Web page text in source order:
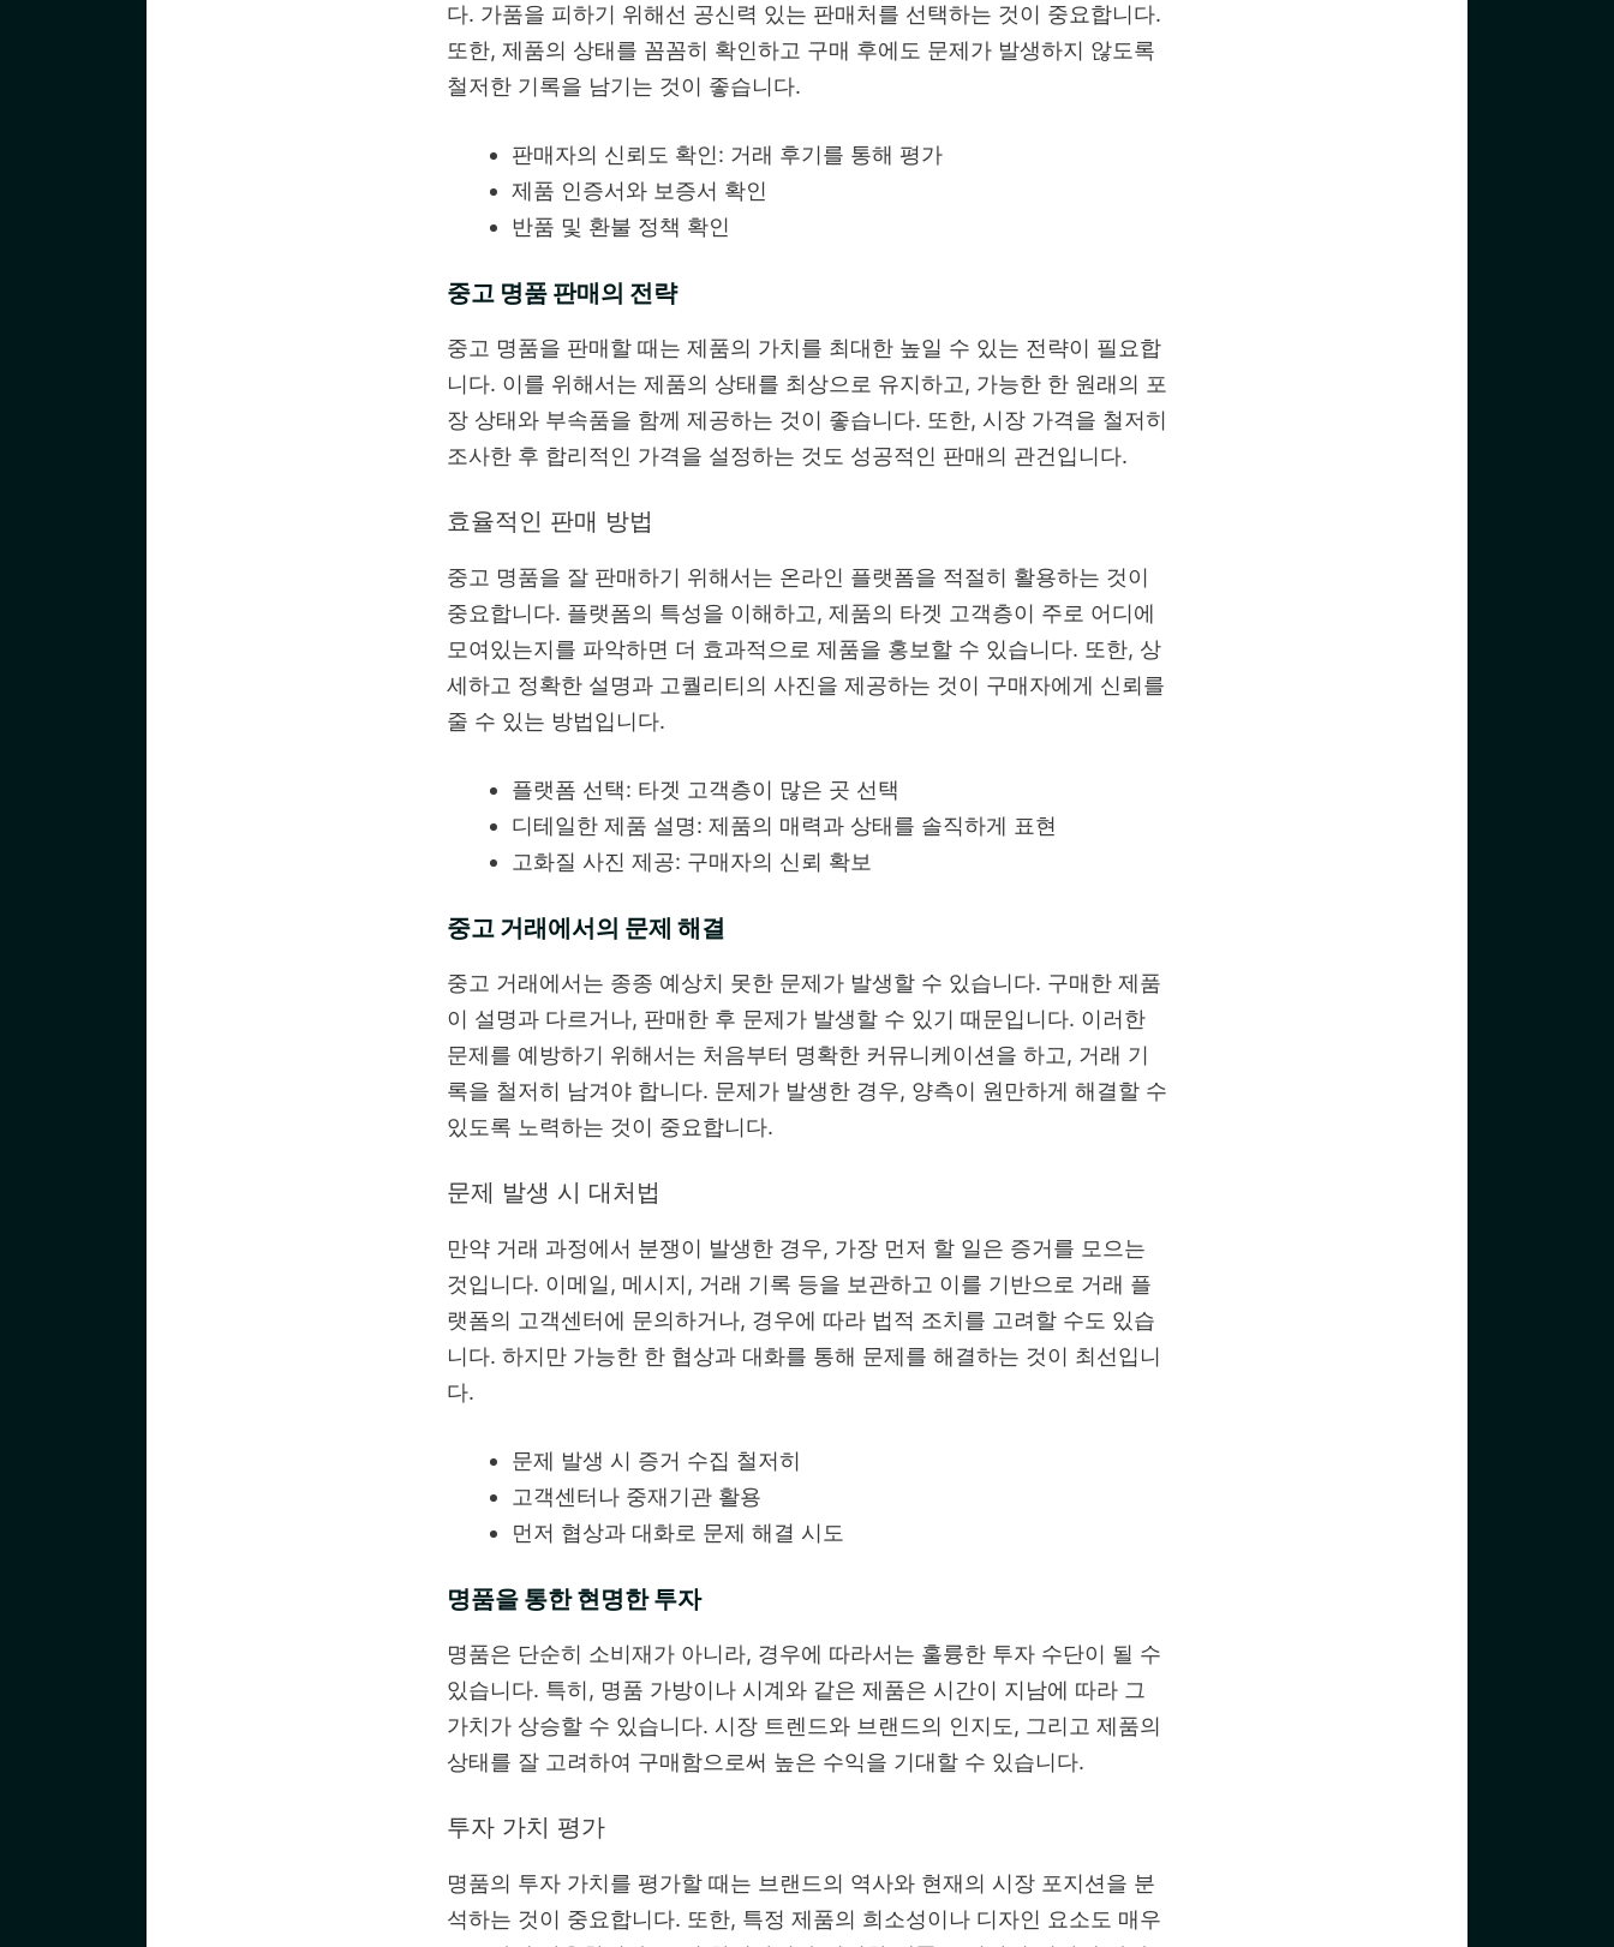
다. 가품을 피하기 위해선 공신력 있는 판매처를 선택하는 것이 중요합니다.
또한, 제품의 상태를 꼼꼼히 확인하고 구매 후에도 문제가 발생하지 않도록
철저한 기록을 남기는 것이 좋습니다.
판매자의 신뢰도 확인: 거래 후기를 통해 평가
제품 인증서와 보증서 확인
반품 및 환불 정책 확인
중고 명품 판매의 전략
중고 명품을 판매할 때는 제품의 가치를 최대한 높일 수 있는 전략이 필요합
니다. 이를 위해서는 제품의 상태를 최상으로 유지하고, 가능한 한 원래의 포
장 상태와 부속품을 함께 제공하는 것이 좋습니다. 또한, 시장 가격을 철저히
조사한 후 합리적인 가격을 설정하는 것도 성공적인 판매의 관건입니다.
효율적인 판매 방법
중고 명품을 잘 판매하기 위해서는 온라인 플랫폼을 적절히 활용하는 것이
중요합니다. 플랫폼의 특성을 이해하고, 제품의 타겟 고객층이 주로 어디에
모여있는지를 파악하면 더 효과적으로 제품을 홍보할 수 있습니다. 또한, 상
세하고 정확한 설명과 고퀄리티의 사진을 제공하는 것이 구매자에게 신뢰를
줄 수 있는 방법입니다.
플랫폼 선택: 타겟 고객층이 많은 곳 선택
디테일한 제품 설명: 제품의 매력과 상태를 솔직하게 표현
고화질 사진 제공: 구매자의 신뢰 확보
중고 거래에서의 문제 해결
중고 거래에서는 종종 예상치 못한 문제가 발생할 수 있습니다. 구매한 제품
이 설명과 다르거나, 판매한 후 문제가 발생할 수 있기 때문입니다. 이러한
문제를 예방하기 위해서는 처음부터 명확한 커뮤니케이션을 하고, 거래 기
록을 철저히 남겨야 합니다. 문제가 발생한 경우, 양측이 원만하게 해결할 수
있도록 노력하는 것이 중요합니다.
문제 발생 시 대처법
만약 거래 과정에서 분쟁이 발생한 경우, 가장 먼저 할 일은 증거를 모으는
것입니다. 이메일, 메시지, 거래 기록 등을 보관하고 이를 기반으로 거래 플
랫폼의 고객센터에 문의하거나, 경우에 따라 법적 조치를 고려할 수도 있습
니다. 하지만 가능한 한 협상과 대화를 통해 문제를 해결하는 것이 최선입니
다.
문제 발생 시 증거 수집 철저히
고객센터나 중재기관 활용
먼저 협상과 대화로 문제 해결 시도
명품을 통한 현명한 투자
명품은 단순히 소비재가 아니라, 경우에 따라서는 훌륭한 투자 수단이 될 수
있습니다. 특히, 명품 가방이나 시계와 같은 제품은 시간이 지남에 따라 그
가치가 상승할 수 있습니다. 시장 트렌드와 브랜드의 인지도, 그리고 제품의
상태를 잘 고려하여 구매함으로써 높은 수익을 기대할 수 있습니다.
투자 가치 평가
명품의 투자 가치를 평가할 때는 브랜드의 역사와 현재의 시장 포지션을 분
석하는 것이 중요합니다. 또한, 특정 제품의 희소성이나 디자인 요소도 매우